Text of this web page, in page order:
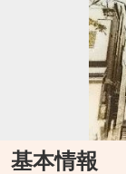
基本情報